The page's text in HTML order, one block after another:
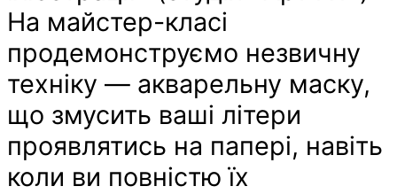
На майстер-класі
продемонструємо незвичну
техніку — акварельну маску,
що змусить ваші літери
проявлятись на папері, навіть
коли ви повністю їх